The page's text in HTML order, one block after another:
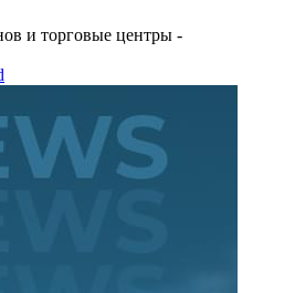
и торговые центры -